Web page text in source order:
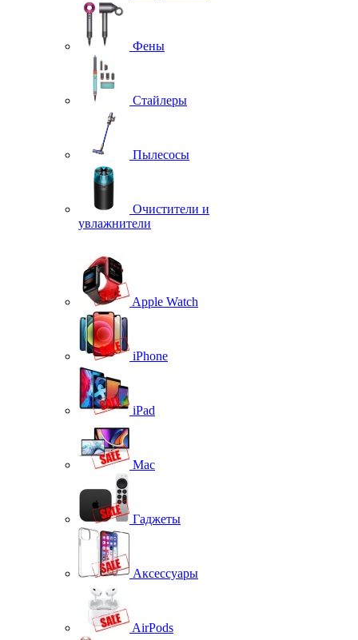
Фены
Стайлеры
Пылесосы
Очистители и
увлажнители
Apple Watch
iPhone
iPad
Mac
Гаджеты
Аксессуары
AirPods